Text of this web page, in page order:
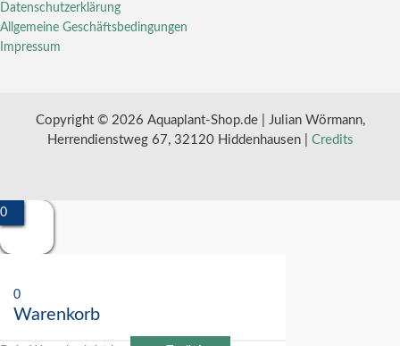
Datenschutzerklärung
Allgemeine Geschäftsbedingungen
Impressum
Copyright © 2026 Aquaplant-Shop.de | Julian Wörmann,
Herrendienstweg 67, 32120 Hiddenhausen | Credits
0
0
Warenkorb